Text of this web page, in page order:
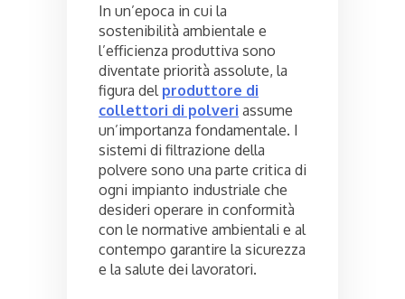
In un’epoca in cui la
sostenibilità ambientale e
l’efficienza produttiva sono
diventate priorità assolute, la
figura del produttore di
collettori di polveri assume
un’importanza fondamentale. I
sistemi di filtrazione della
polvere sono una parte critica di
ogni impianto industriale che
desideri operare in conformità
con le normative ambientali e al
contempo garantire la sicurezza
e la salute dei lavoratori.